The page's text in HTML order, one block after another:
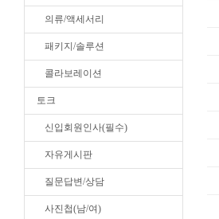
의류/액세서리
패키지/솔루션
콜라보레이션
토크
신입회원인사(필수)
자유게시판
질문답변/상담
사진첩(남/여)